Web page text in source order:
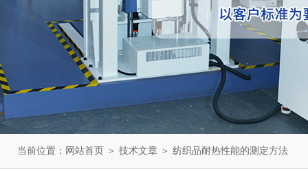
当前位置： 网站首页 ＞ 技术文章 ＞ 纺织品耐热性能的测定方法